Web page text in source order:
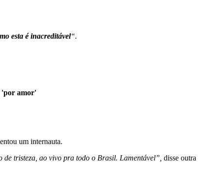
esta é inacreditável“.
'por amor'
um internauta.
de tristeza, ao vivo pra todo o Brasil. Lamentável”, disse outra